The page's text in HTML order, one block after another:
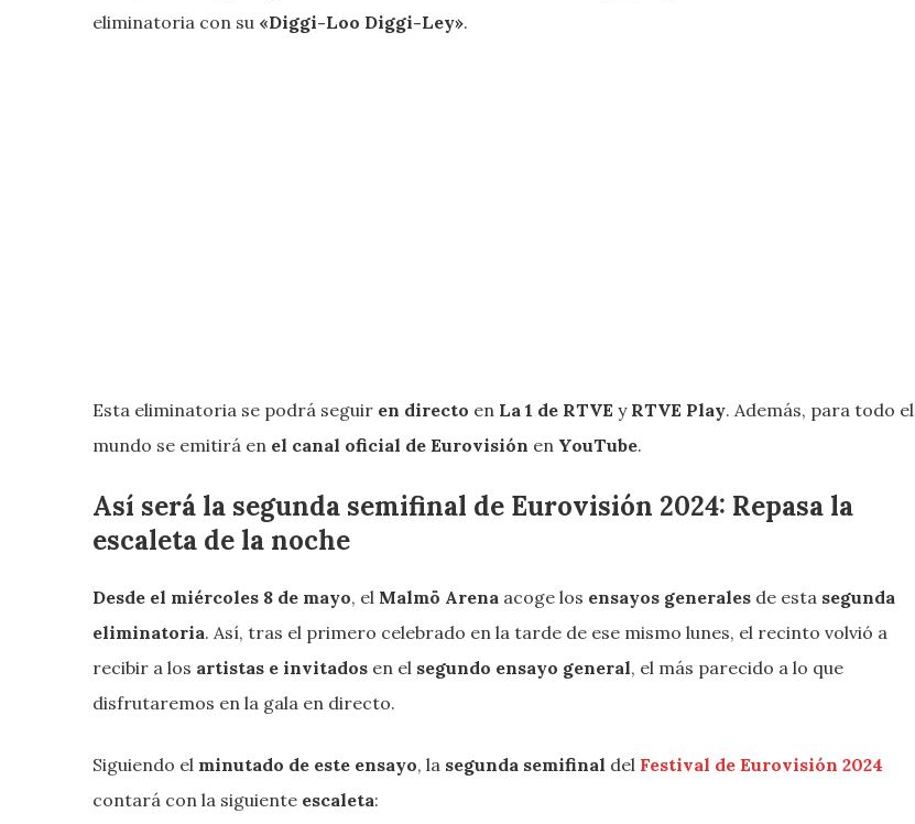
eliminatoria con su «Diggi-Loo Diggi-Ley».
Esta eliminatoria se podrá seguir en directo en La 1 de RTVE y RTVE Play. Además, para todo el
mundo se emitirá en el canal oficial de Eurovisión en YouTube.
Así será la segunda semifinal de Eurovisión 2024: Repasa la
escaleta de la noche
Desde el miércoles 8 de mayo, el Malmö Arena acoge los ensayos generales de esta segunda
eliminatoria. Así, tras el primero celebrado en la tarde de ese mismo lunes, el recinto volvió a
recibir a los artistas e invitados en el segundo ensayo general, el más parecido a lo que
disfrutaremos en la gala en directo.
Siguiendo el minutado de este ensayo, la segunda semifinal del Festival de Eurovisión 2024
contará con la siguiente escaleta: